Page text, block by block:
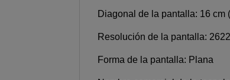
Diagonal de la pantalla: 16 cm
Resolución de la pantalla:
Forma de la pantalla: Plana